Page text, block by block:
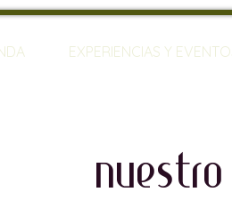
EXPERIENCIAS Y
nuestro